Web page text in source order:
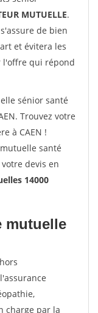
MUTUELLE.
de bien
et évitera les
l'offre qui répond
sénior santé
Trouvez votre
à CAEN !
santé
votre devis en
14000
mutuelle
charge par la